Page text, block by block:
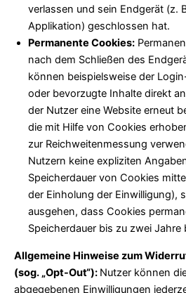
verlassen und sein Endgerät (z.
Applikation) geschlossen hat.
Permanente Cookies:
nach dem Schließen des
können beispielsweise der
oder bevorzugte Inhalte direkt
der Nutzer eine Website erneut
die mit Hilfe von Cookies
zur Reichweitenmessung
Nutzern keine expliziten
Speicherdauer von Cookies
der Einholung der Einwilligung),
ausgehen, dass Cookies
Speicherdauer bis zu zwei Jahre
Allgemeine Hinweise zum
(sog. „Opt-Out“): Nutzer können
abgegebenen Einwilligungen